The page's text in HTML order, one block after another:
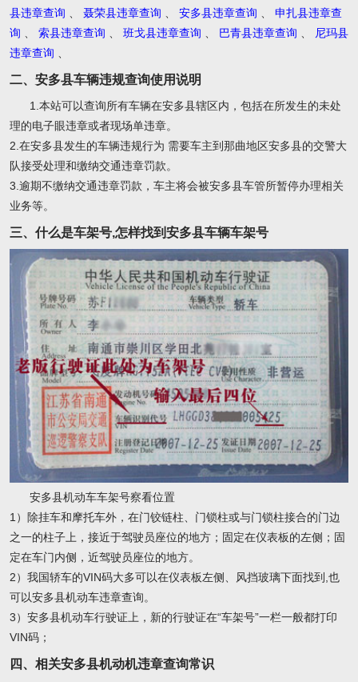
县违章查询
聂荣县违章查询 安多县违章查询
申扎县违章查
询
索县违章查询 班戈县违章查询 巴青县违章查询
尼玛县
违章查询
二、安多县车辆违规查询使用说明
1.本站可以查询所有车辆在安多县辖区内，包括在所发生的未处
理的电子眼违章或者现场单违章。
2.在安多县发生的车辆违规行为 需要车主到那曲地区安多县的交警大
队接受处理和缴纳交通违章罚款。
3.逾期不缴纳交通违章罚款，车主将会被安多县车管所暂停办理相关
业务等。
三、什么是车架号,怎样找到安多县车辆车架号
安多县机动车车架号察看位置
1）除挂车和摩托车外，在门铰链柱、门锁柱或与门锁柱接合的门边
之一的柱子上，接近于驾驶员座位的地方；固定在仪表板的左侧；固
定在车门内侧，近驾驶员座位的地方。
2）我国轿车的VIN码大多可以在仪表板左侧、风挡玻璃下面找到,也
可以安多县机动车违章查询。
3）安多县机动车行驶证上，新的行驶证在“车架号”一栏一般都打印
VIN码；
四、相关安多县机动机违章查询常识